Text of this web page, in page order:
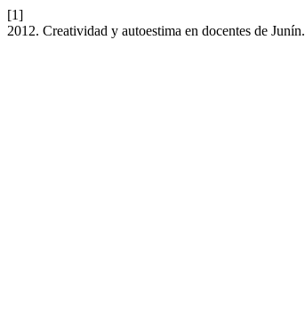
[1]
2012. Creatividad y autoestima en docentes de Junín.